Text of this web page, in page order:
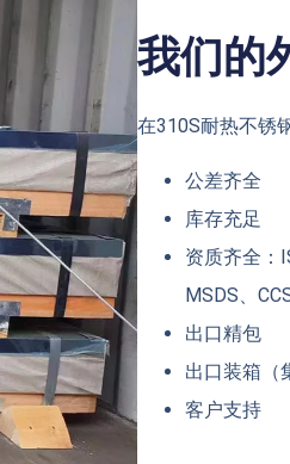
我们的
在310S耐热不锈
公差齐全
库存充足
资质齐全：
MSDS、
出口精包
出口装箱（
客户支持